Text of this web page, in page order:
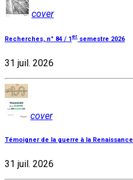
cover
Recherches, n° 84 / 1 er semestre 2026
31 juil. 2026
cover
Témoigner de la guerre à la Renaissance
31 juil. 2026